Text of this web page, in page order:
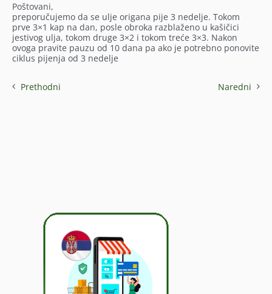
Poštovani,
preporučujemo da se ulje origana pije 3 nedelje. Tokom
prve 3×1 kap na dan, posle obroka razblaženo u kašičici
jestivog ulja, tokom druge 3×2 i tokom treće 3×3. Nakon
ovoga pravite pauzu od 10 dana pa ako je potrebno ponovite
ciklus pijenja od 3 nedelje
Prethodni Naredni